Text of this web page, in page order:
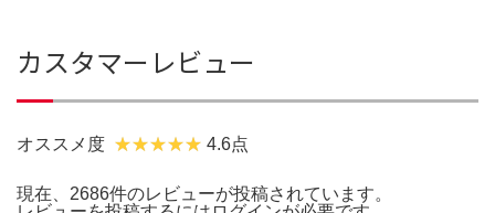
カスタマーレビュー
オススメ度 4.6点
現在、2686件のレビューが投稿されています。